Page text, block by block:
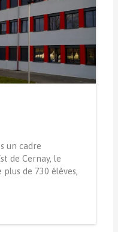
un cadre
de Cernay, le
plus de 730 élèves,